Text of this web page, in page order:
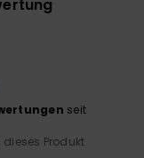
seit
dieses Produkt